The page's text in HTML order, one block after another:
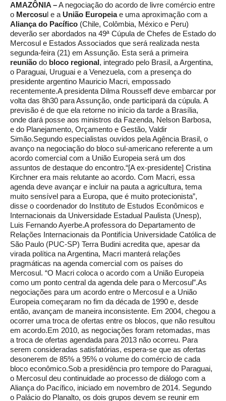
AMAZÔNIA –A negociação do acordo de livre comércio entre
o Mercosul e a União Europeiae uma aproximação com a
Aliança do Pacífico (Chile, Colômbia, México e Peru)
deverão ser abordados na 49ª Cúpula de Chefes de Estado do
Mercosul e Estados Associados que será realizada nesta
segunda-feira (21) em Assunção. Esta será a primeira
reunião do bloco regional, integrado pelo Brasil, a Argentina,
o Paraguai, Uruguai e a Venezuela, com a presença do
presidente argentino Mauricio Macri, empossado
recentemente.A presidenta Dilma Rousseff deve embarcar por
volta das 8h30 para Assunção, onde participará da cúpula. A
previsão é de que ela retorne no início da tarde a Brasília,
onde dará posse aos ministros da Fazenda, Nelson Barbosa,
e do Planejamento, Orçamento e Gestão, Valdir
Simão.Segundo especialistas ouvidos pela Agência Brasil, o
avanço na negociação do bloco sul-americano referente a um
acordo comercial com a União Europeia será um dos
assuntos de destaque do encontro.“[A ex-presidente] Cristina
Kirchner era mais relutante ao acordo. Com Macri, essa
agenda deve avançar e incluir na pauta a agricultura, tema
muito sensível para a Europa, que é muito protecionista”,
disse o coordenador do Instituto de Estudos Econômicos e
Internacionais da Universidade Estadual Paulista (Unesp),
Luis Fernando Ayerbe.A professora do Departamento de
Relações Internacionais da Pontifícia Universidade Católica de
São Paulo (PUC-SP) Terra Budini acredita que, apesar da
virada política na Argentina, Macri manterá relações
pragmáticas na agenda comercial com os países do
Mercosul. “O Macri coloca o acordo com a União Europeia
como um ponto central da agenda dele para o Mercosul”.As
negociações para um acordo entre o Mercosul e a União
Europeia começaram no fim da década de 1990 e, desde
então, avançam de maneira inconsistente. Em 2004, chegou a
ocorrer uma troca de ofertas entre os blocos, que não resultou
em acordo.Em 2010, as negociações foram retomadas, mas
a troca de ofertas agendada para 2013 não ocorreu. Para
serem consideradas satisfatórias, espera-se que as ofertas
desonerem de 85% a 95% o volume do comércio de cada
bloco econômico.Sob a presidência pro tempore do Paraguai,
o Mercosul deu continuidade ao processo de diálogo com a
Aliança do Pacífico, iniciado em novembro de 2014. Segundo
o Palácio do Planalto, os dois grupos devem se reunir em